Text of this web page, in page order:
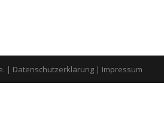
| Datenschutzerklärung | Impressum